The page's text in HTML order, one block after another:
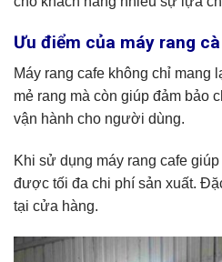
Ưu điểm của máy rang
Máy rang cafe không chỉ mang
mẻ rang mà còn giúp đảm bảo
vận hành cho người dùng.
Khi sử dụng máy rang cafe
được tối đa chi phí sản xuất.
tại cửa hàng.